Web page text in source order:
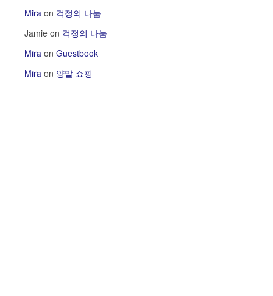
Mira on 걱정의 나눔
Jamie on 걱정의 나눔
Mira on Guestbook
Mira on 양말 쇼핑